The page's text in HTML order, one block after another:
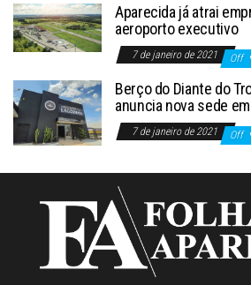
Aparecida já atrai
aeroporto executivo
7 de janeiro de 2021 Off
Berço do Diante do
anuncia nova sede
7 de janeiro de 2021 Off